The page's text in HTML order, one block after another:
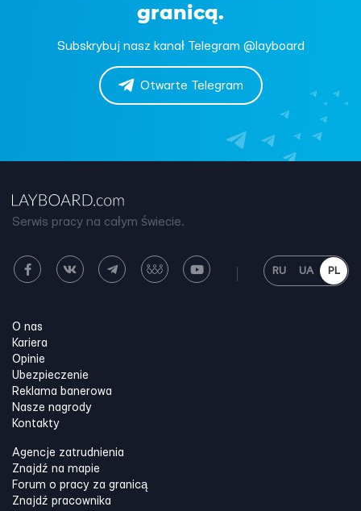
granicą.
Subskrybuj nasz kanał Telegram @layboard
Otwarte Telegram
Serwis pracy na całym świecie.
RU UA PL
O nas
Kariera
Opinie
Ubezpieczenie
Reklama banerowa
Nasze nagrody
Kontakty
Agencje zatrudnienia
Znajdź na mapie
Forum o pracy za granicą
Znajdź pracownika